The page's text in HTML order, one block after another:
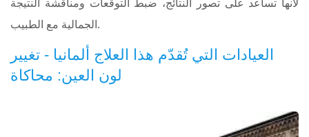
لأنها تساعد على تصور النتائج، ضبط التوقعات ومناقشة النتيجة
الجمالية مع الطبيب.
العيادات التي تُقدّم هذا العلاج ألمانيا - تغيير
لون العين: محاكاة